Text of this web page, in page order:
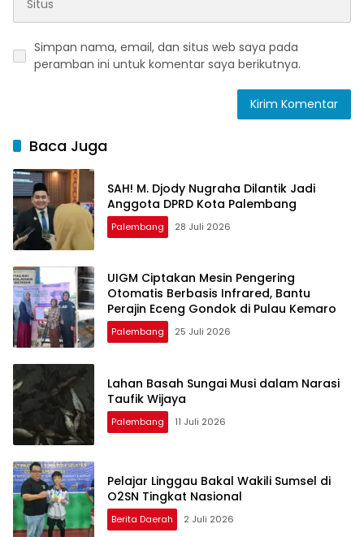
Simpan nama, email, dan situs web saya pada
peramban ini untuk komentar saya berikutnya.
Baca Juga
SAH! M. Djody Nugraha Dilantik Jadi
Anggota DPRD Kota Palembang
Palembang 28 Juli 2026
UIGM Ciptakan Mesin Pengering
Otomatis Berbasis Infrared, Bantu
Perajin Eceng Gondok di Pulau Kemaro
Palembang 25 Juli 2026
Lahan Basah Sungai Musi dalam Narasi
Taufik Wijaya
Palembang 11 Juli 2026
Pelajar Linggau Bakal Wakili Sumsel di
O2SN Tingkat Nasional
Berita Daerah 2 Juli 2026